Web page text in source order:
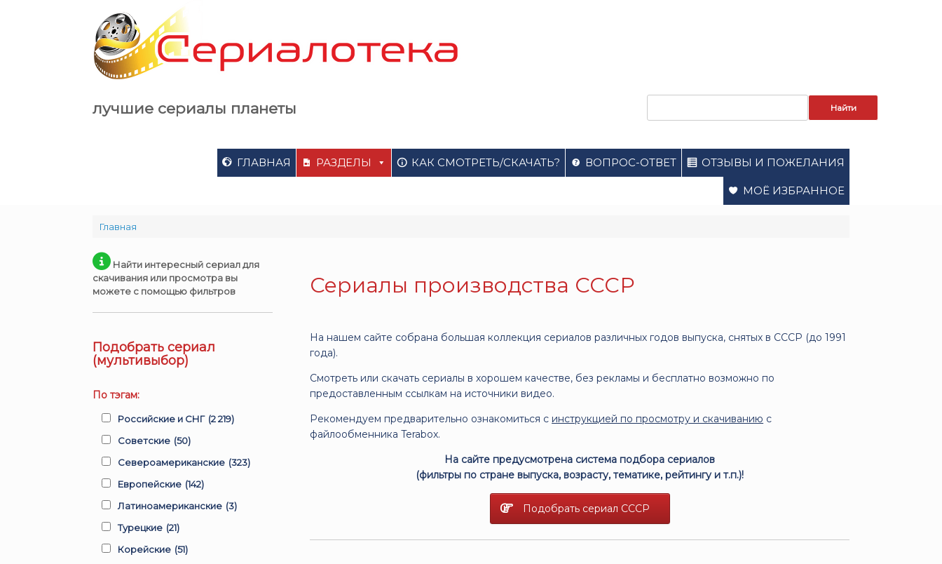
лучшие сериалы планеты
ГЛАВНАЯ РАЗДЕЛЫ КАК СМОТРЕТЬ/СКАЧАТЬ? ВОПРОС-ОТВЕТ ОТЗЫВЫ И ПОЖЕЛАНИЯ
МОЁ ИЗБРАННОЕ
Главная
Сериалы производства СССР
На нашем сайте собрана большая коллекция сериалов различных годов выпуска, снятых в СССР (до 1991
года).
Смотреть или скачать сериалы в хорошем качестве, без рекламы и бесплатно возможно по
предоставленным ссылкам на источники видео.
Рекомендуем предварительно ознакомиться с инструкцией по просмотру и скачиванию с
файлообменника Terabox.
На сайте предусмотрена система подбора сериалов
(фильтры по стране выпуска, возрасту, тематике, рейтингу и т.п.)!
Подобрать сериал СССР
Найти интересный сериал для
скачивания или просмотра вы
можете с помощью фильтров
Подобрать сериал
(мультивыбор)
По тэгам:
Российские и СНГ (2 219)
Советские (50)
Североамериканские (323)
Европейские (142)
Латиноамериканские (3)
Турецкие (21)
Корейские (51)